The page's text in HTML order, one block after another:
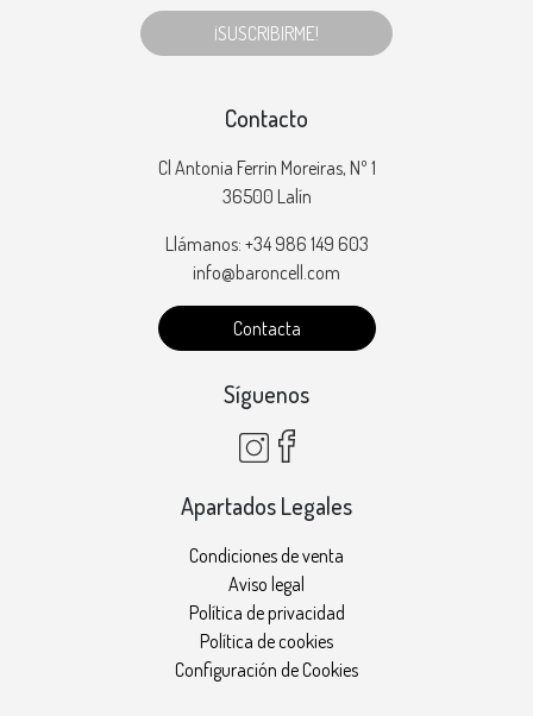
¡SUSCRIBIRME!
Contacto
Cl Antonia Ferrin Moreiras, Nº 1
36500 Lalín
Llámanos: +34 986 149 603
info@baroncell.com
Contacta
Síguenos
Apartados Legales
Condiciones de venta
Aviso legal
Política de privacidad
Política de cookies
Configuración de Cookies